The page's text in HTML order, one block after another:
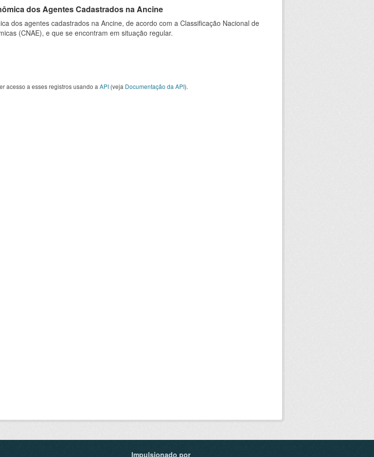
dos Agentes Cadastrados na Ancine
dos agentes cadastrados na Ancine, de acordo com a Classificação Nacional de
(CNAE), e que se encontram em situação regular.
acesso a esses registros usando a API (veja Documentação da API).
Impulsionado por